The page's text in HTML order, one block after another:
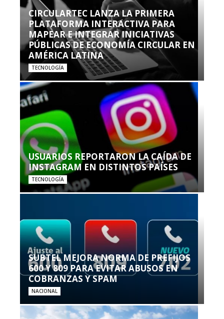
CIRCULARTEC LANZA LA PRIMERA
PLATAFORMA INTERACTIVA PARA
MAPEAR E INTEGRAR INICIATIVAS
PÚBLICAS DE ECONOMÍA CIRCULAR EN
AMÉRICA LATINA
TECNOLOGÍA
USUARIOS REPORTARON LA CAÍDA DE
INSTAGRAM EN DISTINTOS PAÍSES
TECNOLOGÍA
SUBTEL MEJORA NORMA DE PREFIJOS
600 Y 809 PARA EVITAR ABUSOS EN
COBRANZAS Y SPAM
NACIONAL